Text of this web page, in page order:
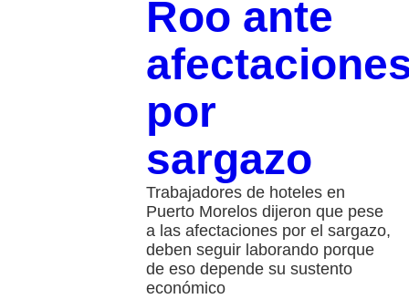
Roo ante
por
sargazo
Trabajadores de hoteles en
Puerto Morelos dijeron que pese
a las afectaciones por el sargazo,
deben seguir laborando porque
de eso depende su sustento
económico